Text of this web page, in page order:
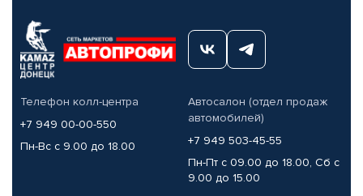
Телефон колл-центра
+7 949 00-00-550
Пн-Вс с 9.00 до 18.00
Автосалон (отдел продаж
автомобилей)
+7 949 503-45-55
Пн-Пт с 09.00 до 18.00, Сб с
9.00 до 15.00